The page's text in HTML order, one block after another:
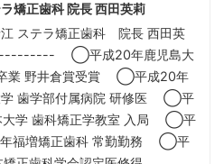
矯正歯科 院長 西田英莉
ステラ矯正歯科 院長 西田英
◯平成20年鹿児島大
業 野井倉賞受賞 ◯平成20年
学 歯学部付属病院 研修医 ◯平
大学 歯科矯正学教室 入局 ◯平
福増矯正歯科 常勤勤務 ◯平